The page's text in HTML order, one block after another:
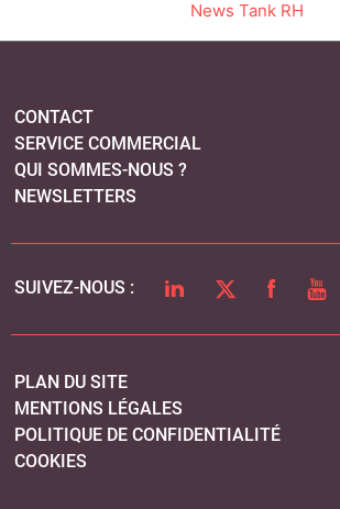
News Tank RH
CONTACT
SERVICE COMMERCIAL
QUI SOMMES-NOUS ?
NEWSLETTERS
SUIVEZ-NOUS : LINKEDINTWITTER
PLAN DU SITE
MENTIONS LÉGALES
POLITIQUE DE CONFIDENTIALITÉ
COOKIES